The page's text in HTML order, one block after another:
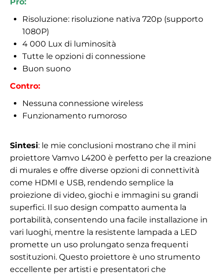
Pro:
Risoluzione: risoluzione nativa 720p (supporto
1080P)
4 000 Lux di luminosità
Tutte le opzioni di connessione
Buon suono
Contro:
Nessuna connessione wireless
Funzionamento rumoroso
Sintesi: le mie conclusioni mostrano che il mini
proiettore Vamvo L4200 è perfetto per la creazione
di murales e offre diverse opzioni di connettività
come HDMI e USB, rendendo semplice la
proiezione di video, giochi e immagini su grandi
superfici. Il suo design compatto aumenta la
portabilità, consentendo una facile installazione in
vari luoghi, mentre la resistente lampada a LED
promette un uso prolungato senza frequenti
sostituzioni. Questo proiettore è uno strumento
eccellente per artisti e presentatori che